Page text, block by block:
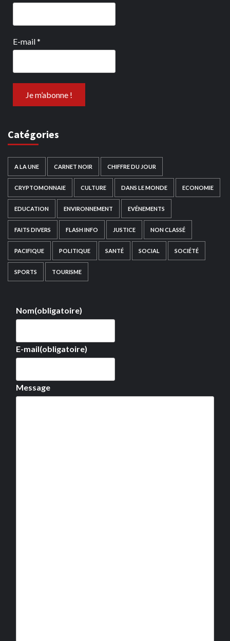
E-mail*
Catégories
A LA UNE CARNET NOIR CHIFFRE DU JOUR
CRYPTOMONNAIE CULTURE DANS LE MONDE ECONOMIE
EDUCATION ENVIRONNEMENT EVÉNEMENTS
FAITS DIVERS FLASH INFO JUSTICE NON CLASSÉ
PACIFIQUE POLITIQUE SANTÉ SOCIAL SOCIÉTÉ
SPORTS TOURISME
Nom(obligatoire)
E-mail(obligatoire)
Message